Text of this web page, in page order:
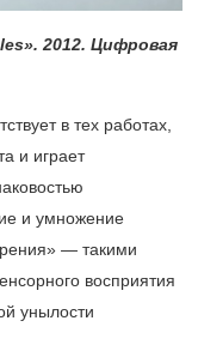
2012. Цифровая
в тех работах,
и играет
и умножение
— такими
восприятия
унылости